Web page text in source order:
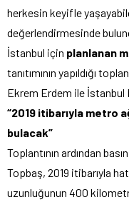
herkesin keyifle
değerlendirmesinde
İstanbul için planlanan
tanıtımının yapıldığı
Ekrem Erdem ile İstanbul
“2019 itibarıyla metro
bulacak”
Toplantının ardından
Topbaş, 2019 itibarıyla
uzunluğunun 400